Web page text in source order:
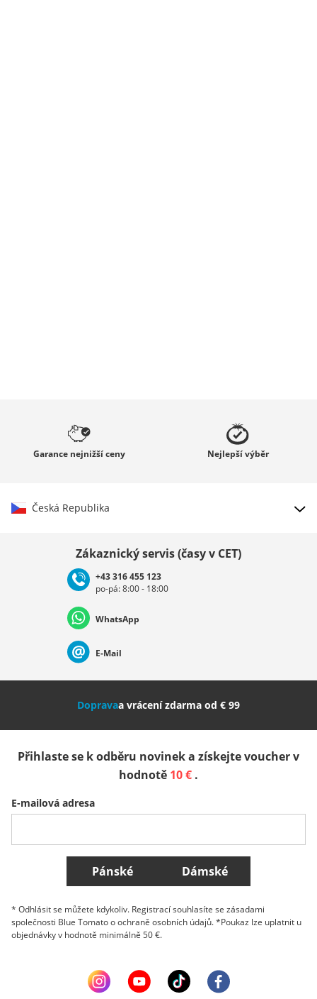
Garance nejnižší ceny Nejlepšívýběr
Česká Republika
Deutschland Österreich
Nederland Italia (Italiano) Italien (Deutsch)
Slovenija
Belgique (Français) Danmark Norge
Všechny země
Zákaznický servis (časy v CET)
+43 316 455 123
po-pá: 8:00 - 18:00
WhatsApp
E-Mail
Dopravaa vrácení zdarma od € 99
Přihlaste se k odběru novinek a získejte voucher v
hodnotě 10 € .
E-mailová adresa
Pánské Dámské
* Odhlásit se můžete kdykoliv. Registrací souhlasíte se zásadami
společnosti Blue Tomato o ochraně osobních údajů. *Poukaz lze uplatnit u
objednávky v hodnotě minimálně 50 €.